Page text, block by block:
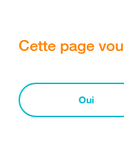
Cette page
Oui